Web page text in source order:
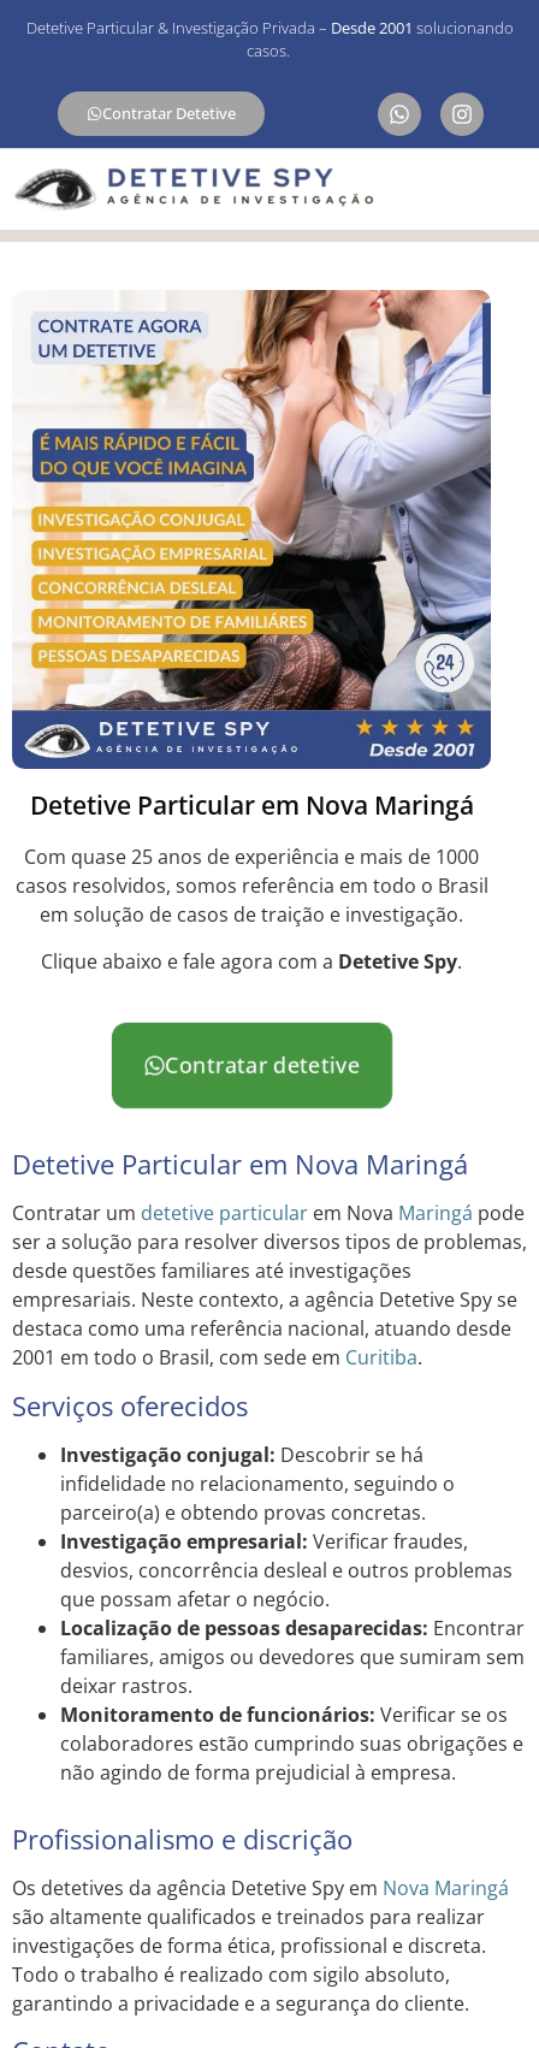
Detetive Particular & Investigação Privada – Desde 2001 solucionando
casos.
Contratar Detetive
Detetive Particular em Nova Maringá
Com quase 25 anos de experiência e mais de 1000
casos resolvidos, somos referência em todo o Brasil
em solução de casos de traição e investigação.
Clique abaixo e fale agora com a Detetive Spy.
Contratar detetive
Detetive Particular em Nova Maringá
Contratar um detetive particular em Nova Maringá pode
ser a solução para resolver diversos tipos de problemas,
desde questões familiares até investigações
empresariais. Neste contexto, a agência Detetive Spy se
destaca como uma referência nacional, atuando desde
2001 em todo o Brasil, com sede em Curitiba.
Serviços oferecidos
Investigação conjugal: Descobrir se há
infidelidade no relacionamento, seguindo o
parceiro(a) e obtendo provas concretas.
Investigação empresarial: Verificar fraudes,
desvios, concorrência desleal e outros problemas
que possam afetar o negócio.
Localização de pessoas desaparecidas: Encontrar
familiares, amigos ou devedores que sumiram sem
deixar rastros.
Monitoramento de funcionários: Verificar se os
colaboradores estão cumprindo suas obrigações e
não agindo de forma prejudicial à empresa.
Profissionalismo e discrição
Os detetives da agência Detetive Spy em Nova Maringá
são altamente qualificados e treinados para realizar
investigações de forma ética, profissional e discreta.
Todo o trabalho é realizado com sigilo absoluto,
garantindo a privacidade e a segurança do cliente.